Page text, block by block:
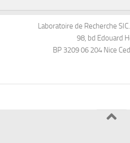
Laboratoire de Recherche
98, bd Edouard
BP 3209 06 204 Nice